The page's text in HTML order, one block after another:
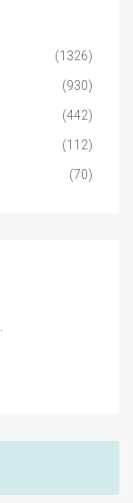
(1326)
(930)
(442)
(112)
(70)